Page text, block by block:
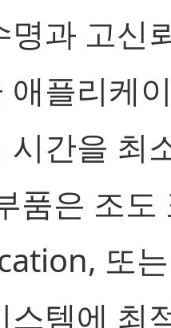
명과 고신
애플리케
시간을 최
품은 조도
또
스템에 최